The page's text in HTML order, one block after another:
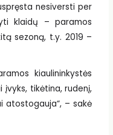
nesiversti per
klaidų – paramos
sezoną, t.y. 2019 –
kiaulininkystės
įvyks, tikėtina, rudenį,
atostogauja“, – sakė